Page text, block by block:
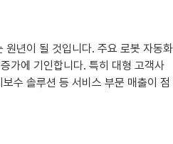
년이 될 것입니다. 주요 로봇 자동화
가에 기인합니다. 특히 대형 고객사
수 솔루션 등 서비스 부문 매출이 점